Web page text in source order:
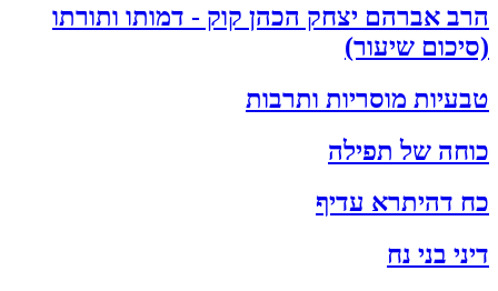
הרב אברהם יצחק הכהן קוק - דמותו ותורתו
(סיכום שיעור)
טבעיות מוסריות ותרבות
כוחה של תפילה
כח דהיתרא עדיף
דיני בני נח